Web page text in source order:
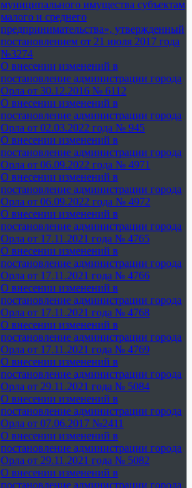
муниципального имущества субъектам
малого и среднего
предпринимательства», утвержденный
постановлением от 21 июля 2017 года
№3274
О внесении изменений в
постановление администрации города
Орла от 30.12.2016 № 6112
О внесении изменений в
постановление администрации города
Орла от 02.03.2022 года № 945
О внесении изменений в
постановление администрации города
Орла от 06.09.2022 года № 4971
О внесении изменений в
постановление администрации города
Орла от 06.09.2022 года № 4972
О внесении изменений в
постановление администрации города
Орла от 17.11.2021 года № 4765
О внесении изменений в
постановление администрации города
Орла от 17.11.2021 года № 4766
О внесении изменений в
постановление администрации города
Орла от 17.11.2021 года № 4768
О внесении изменений в
постановление администрации города
Орла от 17.11.2021 года № 4769
О внесении изменений в
постановление администрации города
Орла от 29.11.2021 года № 5084
О внесении изменений в
постановление администрации города
Орла от 07.06.2017 №2411
О внесении изменений в
постановление администрации города
Орла от 29.11.2021 года № 5082
О внесении изменений в
постановление администрации города